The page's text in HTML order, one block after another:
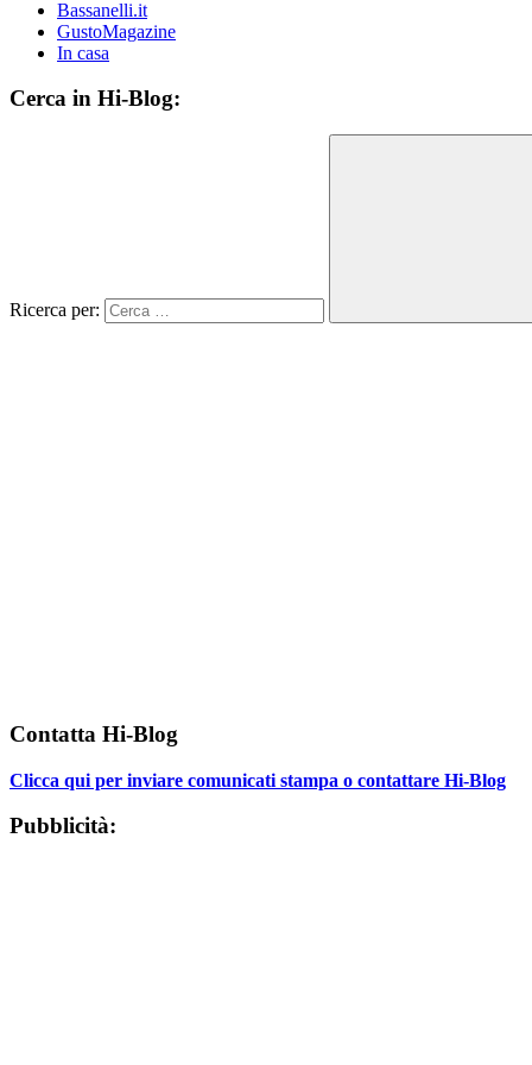
Bassanelli.it
GustoMagazine
In casa
Cerca in Hi-Blog:
Ricerca per:
Contatta Hi-Blog
Clicca qui per inviare comunicati stampa o contattare Hi-Blog
Pubblicità: